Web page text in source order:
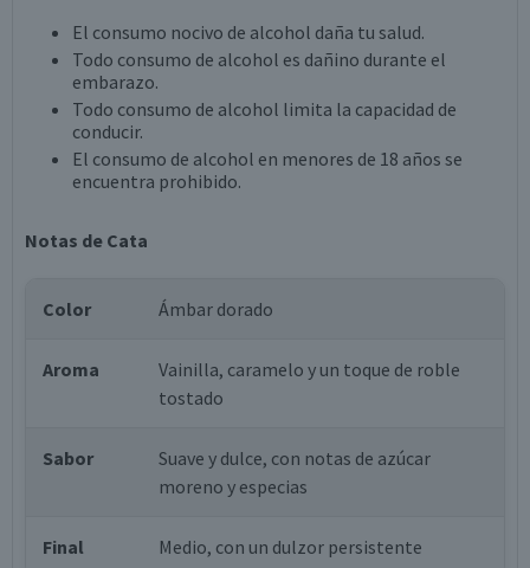
El consumo nocivo de alcohol daña tu salud.
Todo consumo de alcohol es dañino durante el
embarazo.
Todo consumo de alcohol limita la capacidad de
conducir.
El consumo de alcohol en menores de 18 años se
encuentra prohibido.
Notas de Cata
Color Ámbar dorado
Aroma
Vainilla, caramelo y un toque de roble
tostado
Sabor
Suave y dulce, con notas de azúcar
moreno y especias
Final Medio, con un dulzor persistente